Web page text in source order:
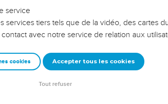
sur les erreurs
sagesse afin que leurs erreurs
un groupe ou une famille,
service
services tiers tels que de la vidéo, des cartes
avec notre service de relation aux
cookies Accepter tous les cookies
Tout refuser